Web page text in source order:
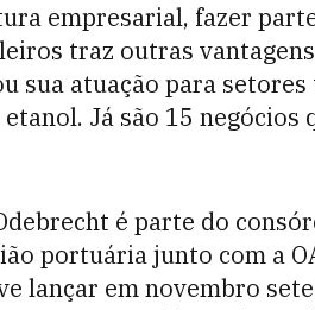
empresarial, fazer
traz outras
sua atuação para
Já são 15
é parte do
portuária junto com a
lançar em novembro